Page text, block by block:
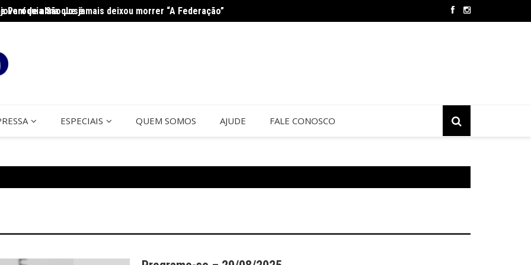
de alma que jamais deixou morrer “A Federação”
Paróquia São José Cerco de Jericó termina neste sábado na São Judas Tadeu
ESPECIAIS QUEM SOMOS AJUDE FALE CONOSCO